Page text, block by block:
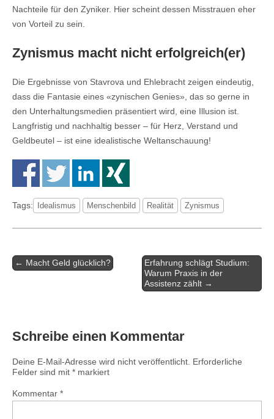
Nachteile für den Zyniker. Hier scheint dessen Misstrauen eher
von Vorteil zu sein.
Zynismus macht nicht erfolgreich(er)
Die Ergebnisse von Stavrova und Ehlebracht zeigen eindeutig,
dass die Fantasie eines «zynischen Genies», das so gerne in
den Unterhaltungsmedien präsentiert wird, eine Illusion ist.
Langfristig und nachhaltig besser – für Herz, Verstand und
Geldbeutel – ist eine idealistische Weltanschauung!
Tags: Idealismus Menschenbild Realität Zynismus
Post navigation
← Macht Geld glücklich?
Erfahrung schlägt Studium:
Warum Praxis in der
Assistenz zählt →
Schreibe einen Kommentar
Deine E-Mail-Adresse wird nicht veröffentlicht. Erforderliche
Felder sind mit * markiert
Kommentar *